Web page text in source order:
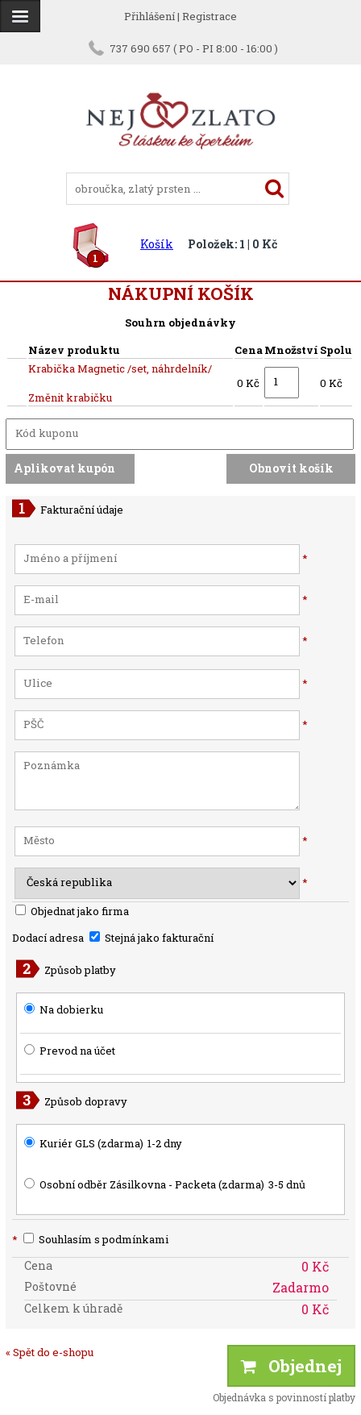
Přihlášení| Registrace
737 690 657 ( PO - PI 8:00 - 16:00 )
1
Košík Položek: 1 | 0 Kč
NÁKUPNÍ KOŠÍK
Souhrn objednávky
Název produktu
CenaMnožství Spolu
Krabička Magnetic /set, náhrdelník/
Změnit krabičku
0 Kč 0 Kč
Fakturační údaje
*
*
*
*
*
*
*
Objednat jako firma
Dodací adresa
Stejná jako fakturační
Způsob platby
Na dobierku
Prevod na účet
Způsob dopravy
Kuriér GLS (zdarma) 1-2 dny
Osobní odběr Zásilkovna - Packeta (zdarma) 3-5 dnů
* Souhlasím s podmínkami
Cena 0 Kč
Poštovné Zadarmo
Celkem k úhradě 0 Kč
« Spět do e-shopu
Objednej
Objednávka s povinností platby